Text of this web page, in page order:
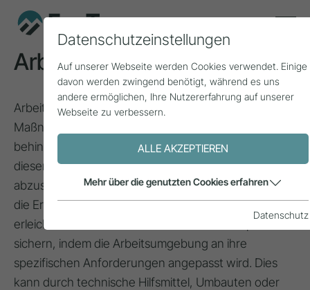
Arbeitsplatzadaptierung
Arbeitsplatzadaptierung bezieht sich auf
Maßnahmen, die einen Arbeitsplatz
behindertengerecht bzw. barrierefrei gestalten, um
diesen speziell auf die Bedürfnisse des Betroffenen
abzustimmen. Ziel ist es,Menschen mit Behinderung
die Erlangung eines neuen Arbeitsplatzes zu
erleichtern oder einen vorhandenen Arbeitsplatz zu
sichern, indem die Arbeitsumgebung an ihre
spezifischen Anforderungen angepasst wird. Dies
kann durch technische Hilfsmittel, Umbauten oder
Datenschutzeinstellungen
Auf unserer Webseite werden Cookies verwendet. Einige
davon werden zwingend benötigt, während es uns
andere ermöglichen, Ihre Nutzererfahrung auf unserer
Webseite zu verbessern.
ALLE AKZEPTIEREN
Mehr über die genutzten Cookies erfahren
Datenschutz